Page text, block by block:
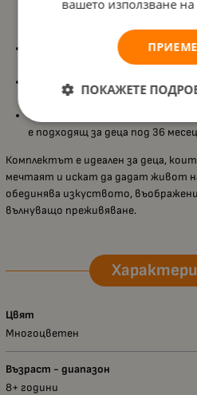
молива, четка, 2 гел химикала
маркер, молив, гумичка,
Изисква 4 батерии LR03-AAA
инсталирането трябва да се
Подходящ за деца над 8 години
под наблюдение на възрастен;
Предупреждение:
съдържа
е подходящ за деца под 36
Комплектът е идеален за деца,
мечтаят и искат да дадат живот
обединява изкуството,
вълнуващо преживяване.
Цвят
Многоцветен
Възраст - диапазон
8+ години
вашето използване на
ПОКАЖЕТЕ